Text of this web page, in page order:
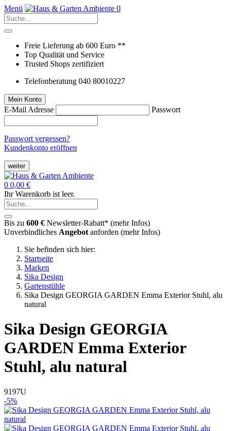
Menü 0
Freie Lieferung ab 600 Euro **
Top Qualität und Service
Trusted Shops zertifiziert
Telefonberatung 040 80010227
Mein Konto
E-Mail Adresse Passwort
Passwort vergessen?
Kundenkonto eröffnen
weiter
0 0,00 €
Ihr Warenkorb ist leer.
Bis zu 600 € Newsletter-Rabatt* (mehr Infos)
Unverbindliches Angebot anforden (mehr Infos)
Sie befinden sich hier:
Startseite
Marken
Sika Design
Gartenstühle
Sika Design GEORGIA GARDEN Emma Exterior Stuhl, alu
natural
Sika Design GEORGIA
GARDEN Emma Exterior
Stuhl, alu natural
9197U
-5%